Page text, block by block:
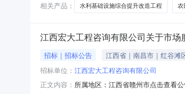
相关产品：
水利基础设施综合提升改造工程 农
江西宏大工程咨询有限公司关于市
招标｜招标公告 江西省｜南昌市｜红谷滩
招标单位： 江西宏大工程咨询有限公司
正文内容： 所属地区：江西省赣州市点击查看公